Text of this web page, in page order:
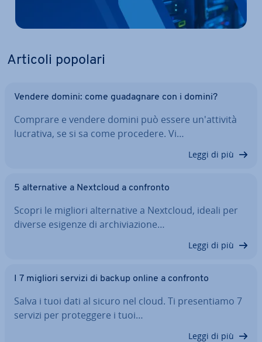
Articoli popolari
Vendere domini: come gua­da­gna­re con i domini?
Comprare e vendere domini può essere un'at­ti­vi­tà
lucrativa, se si sa come procedere. Vi…
Leggi di più
5 al­ter­na­ti­ve a Nextcloud a confronto
Scopri le migliori al­ter­na­ti­ve a Nextcloud, ideali per
diverse esigenze di ar­chi­via­zio­ne…
Leggi di più
I 7 migliori servizi di backup online a confronto
Salva i tuoi dati al sicuro nel cloud. Ti pre­sen­tia­mo 7
servizi per pro­teg­ge­re i tuoi…
Leggi di più